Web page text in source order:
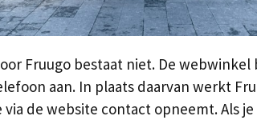
Fruugo bestaat niet. De
aan. In plaats daarvan werkt
de website contact opneemt. Als